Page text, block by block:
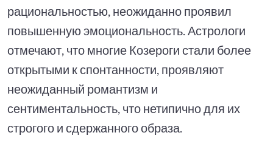
рациональностью, неожиданно проявил
повышенную эмоциональность. Астрологи
отмечают, что многие Козероги стали более
открытыми к спонтанности, проявляют
неожиданный романтизм и
сентиментальность, что нетипично для их
строгого и сдержанного образа.